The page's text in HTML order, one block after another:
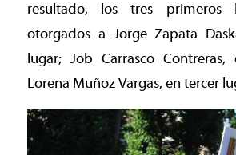
resultado, los tres primeros
otorgados a Jorge Zapata
lugar; Job Carrasco
Lorena Muñoz Vargas, en tercer